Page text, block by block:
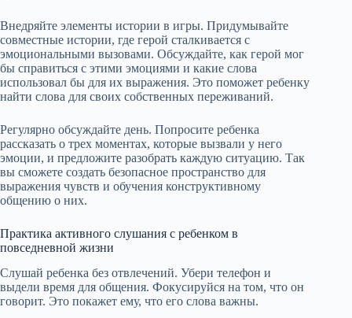
Внедряйте элементы истории в игры. Придумывайте
совместные истории, где герой сталкивается с
эмоциональными вызовами. Обсуждайте, как герой мог
бы справиться с этими эмоциями и какие слова
использовал бы для их выражения. Это поможет ребенку
найти слова для своих собственных переживаний.
Регулярно обсуждайте день. Попросите ребенка
рассказать о трех моментах, которые вызвали у него
эмоции, и предложите разобрать каждую ситуацию. Так
вы сможете создать безопасное пространство для
выражения чувств и обучения конструктивному
общению о них.
Практика активного слушания с ребенком в
повседневной жизни
Слушай ребенка без отвлечений. Убери телефон и
выдели время для общения. Фокусируйся на том, что он
говорит. Это покажет ему, что его слова важны.